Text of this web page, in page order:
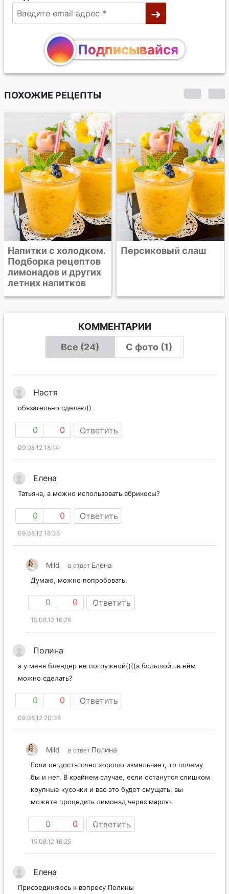
Подписывайся
ПОХОЖИЕ РЕЦЕПТЫ
Персиковый слаш
Чернично-
персиковый смузи с
медом
КОММЕНТАРИИ
Все (24)
С фото (1)
Настя
обязательно сделаю))
0 0 Ответить
09.08.12 18:14
Елена
Татьяна, а можно использовать абрикосы?
0 0 Ответить
09.08.12 18:36
Mild в ответ Елена
Думаю, можно попробовать.
0 0 Ответить
15.08.12 16:26
Полина
а у меня блендер не погружной((((а большой…в нём
можно сделать?
0 0 Ответить
09.08.12 20:38
Mild в ответ Полина
Если он достаточно хорошо измельчает, то почему
бы и нет. В крайнем случае, если останутся слишком
крупные кусочки и вас это будет смущать, вы
можете процедить лимонад через марлю.
0 0 Ответить
15.08.12 16:25
Елена
Присоединяюсь к вопросу Полины